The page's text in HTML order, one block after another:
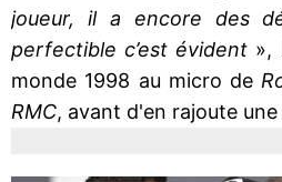
joueur, il a encore des
perfectible c’est évident »,
monde 1998 au micro de
RMC, avant d'en rajoute